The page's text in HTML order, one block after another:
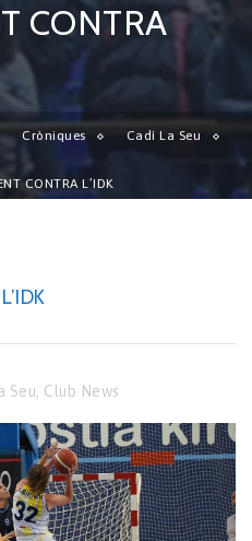
CONTRA
Cròniques Cadí La Seu
CONTRA L’IDK
Seu, Club News